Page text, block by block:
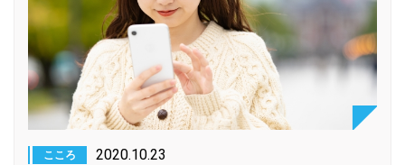
こころ 2020.10.23